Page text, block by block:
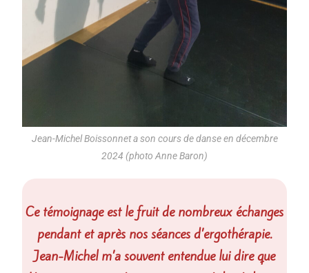
Jean-Michel Boissonnet a son cours de danse en décembre
2024 (photo Anne Baron)
Ce témoignage est le fruit de nombreux échanges
pendant et après nos séances d’ergothérapie.
Jean-Michel m’a souvent entendue lui dire que